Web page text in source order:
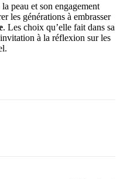
peau et son engagement
les générations à embrasser
. Les choix qu’elle fait dans sa
à la réflexion sur les